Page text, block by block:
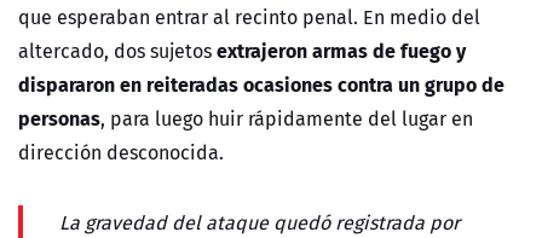
que esperaban entrar al recinto penal. En medio del
altercado, dos sujetosextrajeron armas de fuego y
dispararon en reiteradas ocasiones contra un grupo de
personas, para luego huir rápidamente del lugar en
dirección desconocida.
La gravedad del ataque quedó registrada por